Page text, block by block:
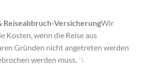
Reiseabbruch-VersicherungWir
Kosten, wenn die Reise aus
Gründen nicht angetreten werden
werden muss. *i